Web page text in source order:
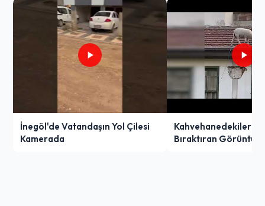
İnegöl'de Vatandaşın Yol Çilesi
Kamerada
Kahvehanedekiler
Bıraktıran Görüntü!